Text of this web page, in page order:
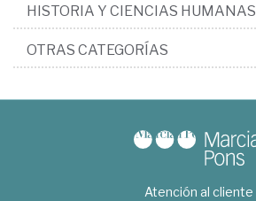
HISTORIA Y CIENCIAS HUMANAS
OTRAS CATEGORÍAS
Atención al cliente